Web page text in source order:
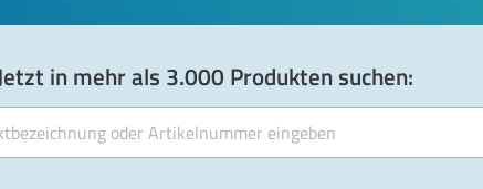
in mehr als 3.000 Produkten suchen: